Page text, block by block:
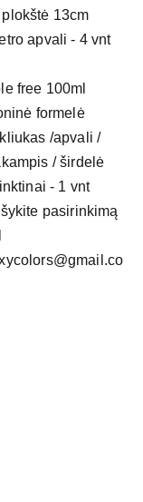
plokštė 13cm
apvali - 4 vnt
free 100ml
formelė
/apvali /
/ širdelė
- 1 vnt
pasirinkimą